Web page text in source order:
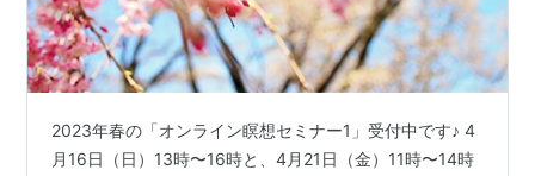
2023年春の「オンライン瞑想セミナー1」受付中です♪ 4
月16日（日）13時〜16時と、4月21日（金）11時〜14時